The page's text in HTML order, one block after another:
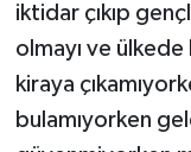
iktidar çıkıp
olmayı ve
kiraya
bulamıyorken